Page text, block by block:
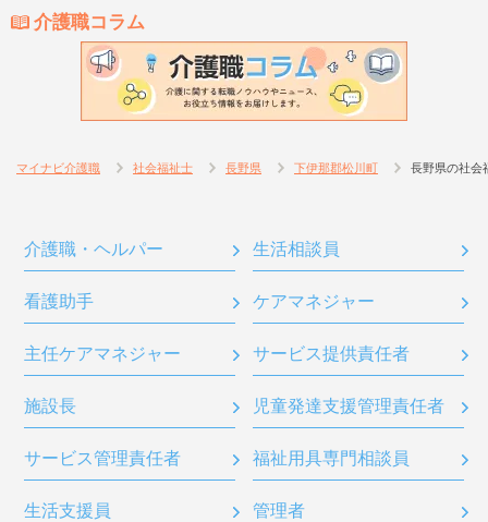
介護職コラム
マイナビ介護職 社会福祉士 長野県 下伊那郡松川町 長野県の社会
介護職・ヘルパー 生活相談員
看護助手 ケアマネジャー
主任ケアマネジャー サービス提供責任者
施設長 児童発達支援管理責任者
サービス管理責任者 福祉用具専門相談員
生活支援員 管理者